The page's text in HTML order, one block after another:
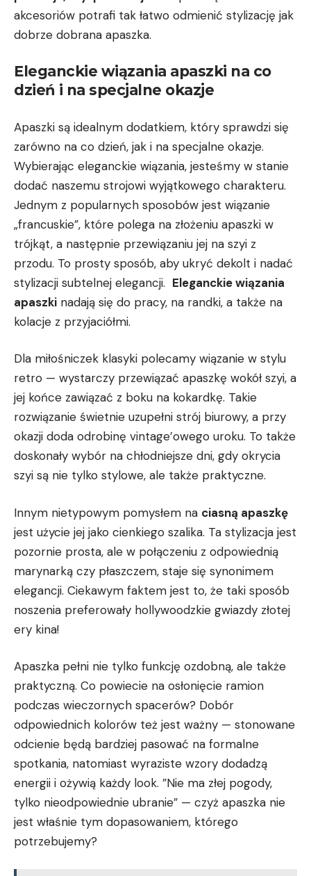
akcesoriów potrafi tak łatwo odmienić stylizację jak
dobrze dobrana apaszka.
Eleganckie‌ wiązania apaszki na co
dzień⁤ i na specjalne okazje
Apaszki są idealnym dodatkiem, ​który sprawdzi się
zarówno na⁤ co dzień, jak i na specjalne okazje.
‌Wybierając eleganckie wiązania, jesteśmy w stanie ​
dodać ‌naszemu strojowi wyjątkowego‍ charakteru.⁢
Jednym z ​popularnych sposobów jest wiązanie⁤
„francuskie”, które polega⁣ na złożeniu apaszki w‌
trójkąt, a następnie przewiązaniu jej na szyi z
‍przodu. To prosty sposób, aby ukryć dekolt i nadać​
stylizacji subtelnej elegancji. ​ Eleganckie wiązania
apaszki nadają się‌ do⁤ pracy,⁣ na randki, a‍ także⁣ na
kolacje z przyjaciółmi.
Dla miłośniczek klasyki polecamy wiązanie w stylu
retro — ⁣wystarczy przewiązać⁤ apaszkę⁣ wokół szyi, a
jej końce zawiązać​ z boku na kokardkę. Takie
rozwiązanie świetnie⁢ uzupełni strój biurowy, a ⁣przy
okazji doda odrobinę⁤ vintage’owego uroku. To także
‌doskonały wybór na⁣ chłodniejsze​ dni,‍ gdy okrycia
szyi‍ są nie tylko‍ stylowe, ⁢ale także ‌praktyczne.
Innym‌ nietypowym pomysłem na‌ ciasną apaszkę
jest⁣ użycie jej jako‌ cienkiego szalika. Ta stylizacja jest
pozornie prosta, ale w ⁣połączeniu z odpowiednią
⁣marynarką czy płaszczem, staje się synonimem
elegancji. Ciekawym faktem jest to, że ⁢taki sposób
noszenia preferowały hollywoodzkie gwiazdy złotej
ery kina!
Apaszka pełni nie tylko funkcję ozdobną, ale ⁣także
praktyczną.‌ Co powiecie na osłonięcie ramion
podczas wieczornych spacerów? Dobór‌
odpowiednich kolorów też⁣ jest⁣ ważny​ — stonowane
odcienie będą bardziej⁢ pasować na formalne
spotkania, natomiast wyraziste wzory dodadzą
energii i ożywią każdy look. ⁤”Nie ma złej pogody,
tylko nieodpowiednie ubranie” — ⁣czyż apaszka nie
jest ​właśnie tym dopasowaniem, którego‌
potrzebujemy?